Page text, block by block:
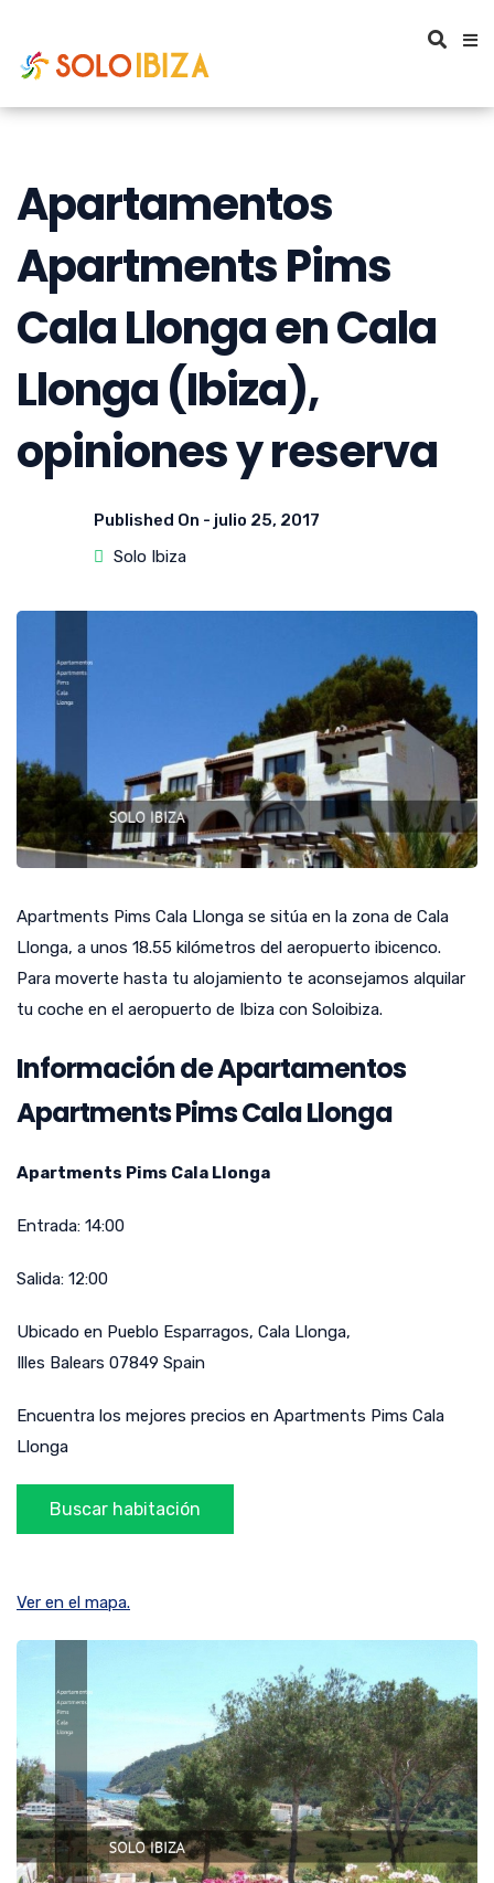
Apartamentos
Apartments Pims
Cala Llonga en Cala
Llonga (Ibiza),
opiniones y reserva
Published On - julio 25, 2017
Solo Ibiza
Apartments Pims Cala Llonga se sitúa en la zona de Cala
Llonga, a unos 18.55 kilómetros del aeropuerto ibicenco.
Para moverte hasta tu alojamiento te aconsejamos alquilar
tu coche en el aeropuerto de Ibiza con Soloibiza.
Información de Apartamentos
Apartments Pims Cala Llonga
Apartments Pims Cala Llonga
Entrada: 14:00
Salida: 12:00
Ubicado en Pueblo Esparragos, Cala Llonga,
Illes Balears 07849 Spain
Encuentra los mejores precios en Apartments Pims Cala
Llonga
Ver en el mapa.